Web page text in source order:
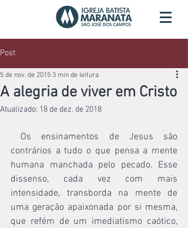
Post
A alegria de viver em Cristo
5 de nov. de 2015 3 min de leitura
Atualizado: 18 de dez. de 2018
contrários a tudo o que pensa a mente
humana manchada pelo pecado. Esse
dissenso, cada vez com mais
intensidade, transborda na mente de
uma geração apaixonada por si mesma,
que refém de um imediatismo caótico,